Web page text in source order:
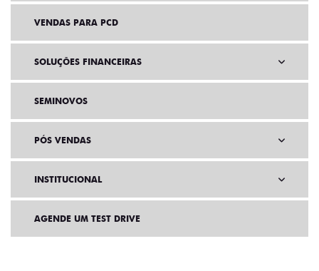
VENDAS PARA PCD
SOLUÇÕES FINANCEIRAS
SEMINOVOS
PÓS VENDAS
INSTITUCIONAL
AGENDE UM TEST DRIVE